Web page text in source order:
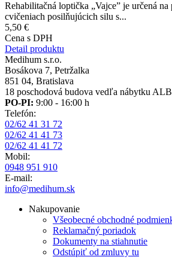
Rehabilitačná loptička „Vajce” je určená
cvičeniach posilňujúcich silu s...
5,50 €
Cena s DPH
Detail produktu
Medihum s.r.o.
Bosákova 7, Petržalka
851 04, Bratislava
18 poschodová budova vedľa nábytku
PO-PI: 9:00 - 16:00 h
Telefón:
02/62 41 31 72
02/62 41 41 73
02/62 41 41 72
Mobil:
0948 951 910
E-mail:
info@medihum.sk
Nakupovanie
Všeobecné obchodné
Reklamačný poriadok
Dokumenty na stiahnutie
Odstúpiť od zmluvy tu